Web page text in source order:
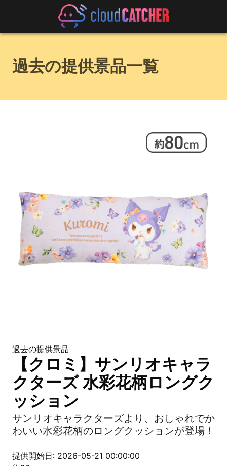
過去の提供景品一覧
過去の提供景品
【クロミ】サンリオキャラ
クターズ 水彩花柄ロングク
ッション
サンリオキャラクターズより、おしゃれでか
わいい水彩花柄のロングクッションが登場！
提供開始日: 2026-05-21 00:00:00